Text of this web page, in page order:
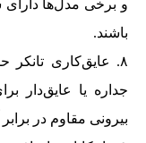
و برخی مدل‌ها
باشند.
عایق‌کاری
جداره یا
بیرونی مقاوم در